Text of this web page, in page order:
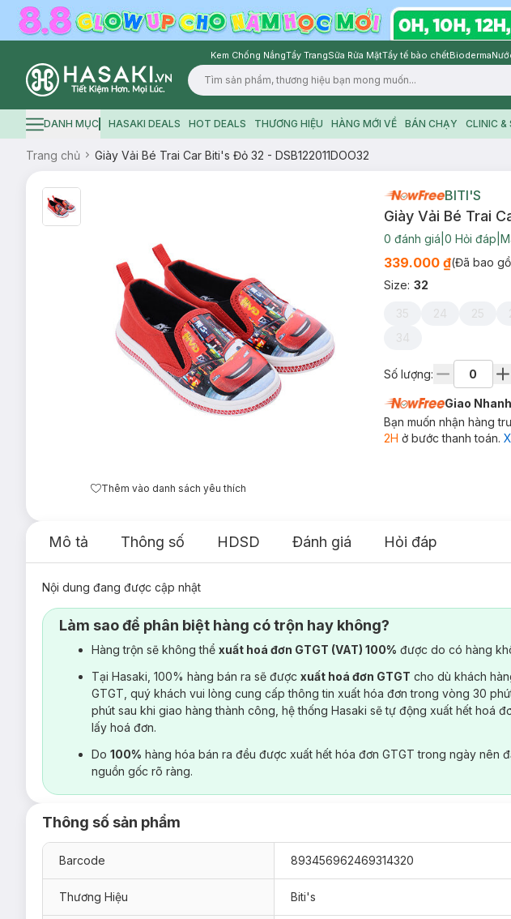
Kem Chống NắngTẩy TrangSữa Rửa MặtTẩy tế bào chếtBioderma
Logo
Hamburger icon
DANH MỤC HASAKI DEALS HOT DEALS THƯƠNG HIỆU HÀNG MỚI VỀ BÁN CHẠY CLINIC &
Trang chủ Giày Vải Bé Trai Car Biti's Đỏ 32 - DSB122011DOO32
Thêm vào danh sách yêu thích
BITI'S
Giày Vải Bé Trai
0 đánh giá 0 Hỏi đáp
339.000 ₫(Đã bao
Size: 32
35 24 25
34
Số lượng:
Giao
Bạn muốn nhận hàng
2H ở bước thanh toán.
Mô tả Thông số HDSD Đánh giá Hỏi đáp
Nội dung đang được cập nhật
Làm sao để phân biệt hàng có trộn hay không?
Hàng trộn sẽ không thể xuất hoá đơn GTGT (VAT) 100% được do có hàng
Tại Hasaki, 100% hàng bán ra sẽ được xuất hoá đơn GTGT cho dù khách
GTGT, quý khách vui lòng cung cấp thông tin xuất hóa đơn trong vòng 30
phút sau khi giao hàng thành công, hệ thống Hasaki sẽ tự động xuất hết hoá
lấy hoá đơn.
Do 100% hàng hóa bán ra đều được xuất hết hóa đơn GTGT trong ngày nên
nguồn gốc rõ ràng.
Thông số sản phẩm
Barcode 893456962469314320
Thương Hiệu Biti's